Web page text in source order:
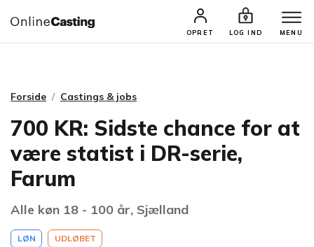
OPRET LOG IND MENU
CASTINGS & JOBS SØG PROFIL
Forside Castings & jobs
700 KR: Sidste chance for at
være statist i DR-serie,
Farum
Alle køn 18 - 100 år, Sjælland
LØN UDLØBET